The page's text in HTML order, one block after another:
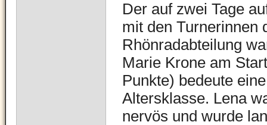
Der auf zwei Tage
mit den Turnerinnen
Rhönradabteilung
Marie Krone am
Punkte) bedeute
Altersklasse. Lena
nervös und wurde